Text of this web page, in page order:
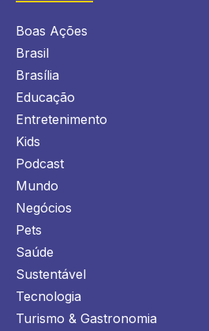
Boas Ações
Brasil
Brasília
Educação
Entretenimento
Kids
Podcast
Mundo
Negócios
Pets
Saúde
Sustentável
Tecnologia
Turismo & Gastronomia